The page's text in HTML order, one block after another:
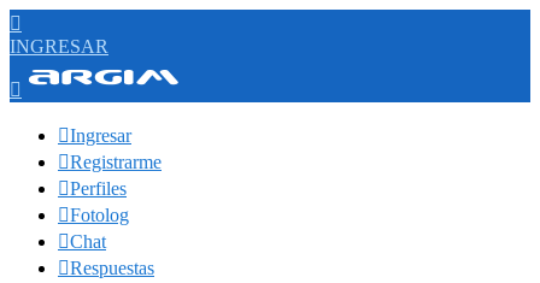

INGRESAR

Ingresar
Registrarme
Perfiles
Fotolog
Chat
Respuestas